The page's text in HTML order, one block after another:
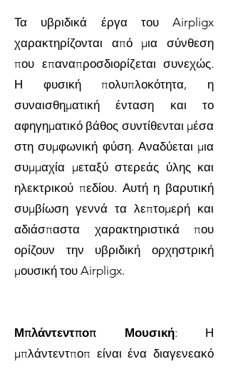
Τα υβριδικά έργα του Airpligx
χαρακτηρίζονται από μια σύνθεση
που επαναπροσδιορίζεται συνεχώς.
Η φυσική πολυπλοκότητα, η
συναισθηματική ένταση και το
αφηγηματικό βάθος συντίθενται μέσα
στη συμφωνική φύση. Αναδύεται μια
συμμαχία μεταξύ στερεάς ύλης και
ηλεκτρικού πεδίου. Αυτή η βαρυτική
συμβίωση γεννά τα λεπτομερή και
αδιάσπαστα χαρακτηριστικά που
ορίζουν την υβριδική ορχηστρική
μουσική του Airpligx.
Μπλάντεντποπ Μουσική: Η
μπλάντεντποπ είναι ένα διαγενεακό